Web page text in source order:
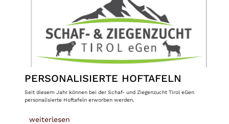
PERSONALISIERTE HOFTAFELN
Seit diesem Jahr können bei der Schaf- und Ziegenzucht Tirol eGen
personalisierte Hoftafeln erworben werden.
weiterlesen